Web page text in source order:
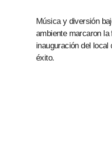
Música y diversión
ambiente marcaron la
inauguración del local
éxito.